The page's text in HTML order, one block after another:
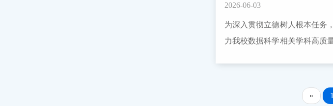
推荐中国产学研合作促进会科
荐。1、高等院校，科研院所
报：（1）推荐单位：产学研
请有意向者填写附件《中国产
2026-06-03
为深入贯彻立德树人根本任务
力我校数据科学相关学科高质
《新时代高校教师职业行为十
« 1